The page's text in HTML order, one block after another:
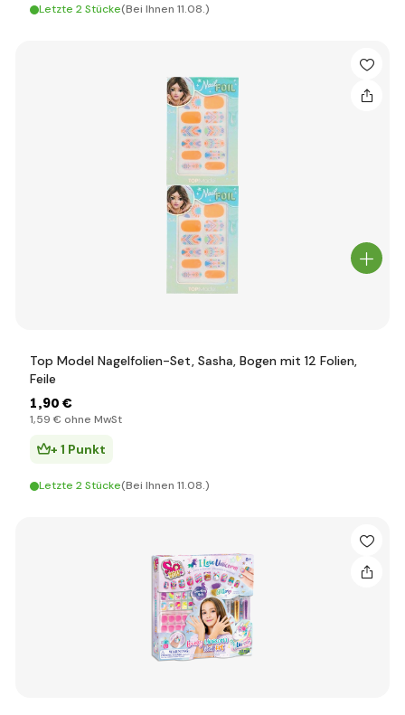
Letzte 2 Stücke(Bei Ihnen 11.08.)
Top Model Nagelfolien-Set, Sasha, Bogen mit 12 Folien,
Feile
1,90 €
1,59 € ohne MwSt
+ 1 Punkt
Letzte 2 Stücke(Bei Ihnen 11.08.)